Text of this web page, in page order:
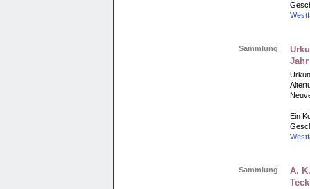
Sammlung
Jahr
Ein
Sammlung
A.